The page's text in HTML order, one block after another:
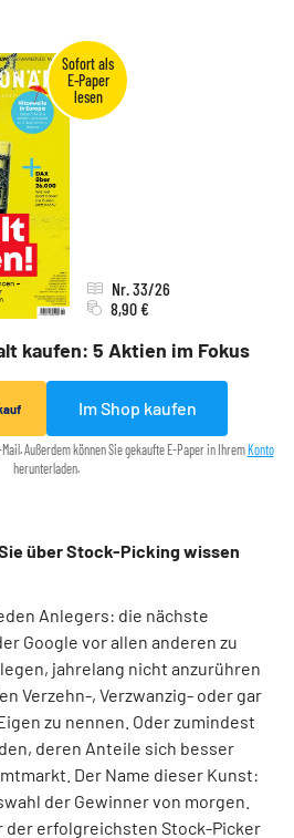
kaufen: 5 Aktien im Fokus
Nr. 33/26
8,90 €
Im Shop kaufen
Außerdem können Sie gekaufte E-Paper in Ihrem Konto
herunterladen.
über Stock-Picking wissen
Anlegers: die nächste
Google vor allen anderen zu
jahrelang nicht anzurühren
Verzehn-, Verzwanzig- oder gar
zu nennen. Oder zumindest
deren Anteile sich besser
Der Name dieser Kunst:
der Gewinner von morgen.
erfolgreichsten Stock-Picker